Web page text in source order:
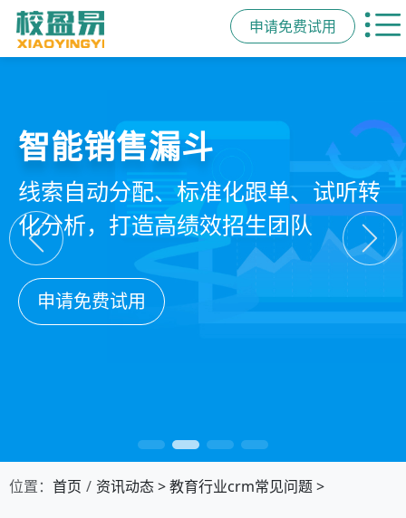
申请免费试用
精细化客户运营
360°学员画像、自动化服务流程、智
能续费预警，深度挖掘学员长期价值
申请免费试用
私域招生与裂变
集成企微SCRM、小程序商城、丰富
裂变工具，实现低成本口碑增长
申请免费试用
教培行业CRM
以学员为中心，打通从引流、转化、
教学到复购转介绍的全生命周期增长
引擎
申请免费试用
智能销售漏斗
线索自动分配、标准化跟单、试听转
化分析，打造高绩效招生团队
申请免费试用
位置： 首页 资讯动态>教育行业crm常见问题>